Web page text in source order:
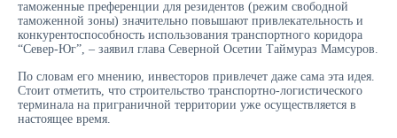
таможенные преференции для резидентов (режим свободной
таможенной зоны) значительно повышают привлекательность и
конкурентоспособность использования транспортного коридора
“Север-Юг”, – заявил глава Северной Осетии Таймураз Мамсуров.
По словам его мнению, инвесторов привлечет даже сама эта идея.
Стоит отметить, что строительство транспортно-логистического
терминала на приграничной территории уже осуществляется в
настоящее время.